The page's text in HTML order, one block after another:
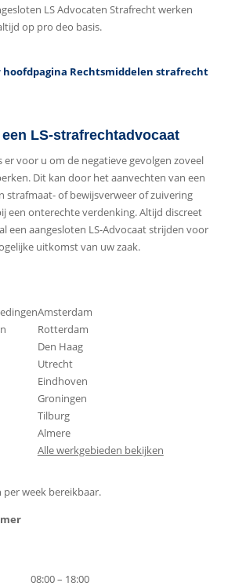
LS Advocaten Strafrecht werken
op pro deo basis.
hoofdpagina Rechtsmiddelen strafrecht
LS-strafrechtadvocaat
er voor u om de negatieve gevolgen zoveel
Dit kan door het aanvechten van een
strafmaat- of bewijsverweer of zuivering
een onterechte verdenking. Altijd discreet
een aangesloten LS-Advocaat strijden voor
uitkomst van uw zaak.
Amsterdam
Rotterdam
Den Haag
Utrecht
Eindhoven
Groningen
Tilburg
Almere
Alle werkgebieden bekijken
per week bereikbaar.
08:00 – 18:00